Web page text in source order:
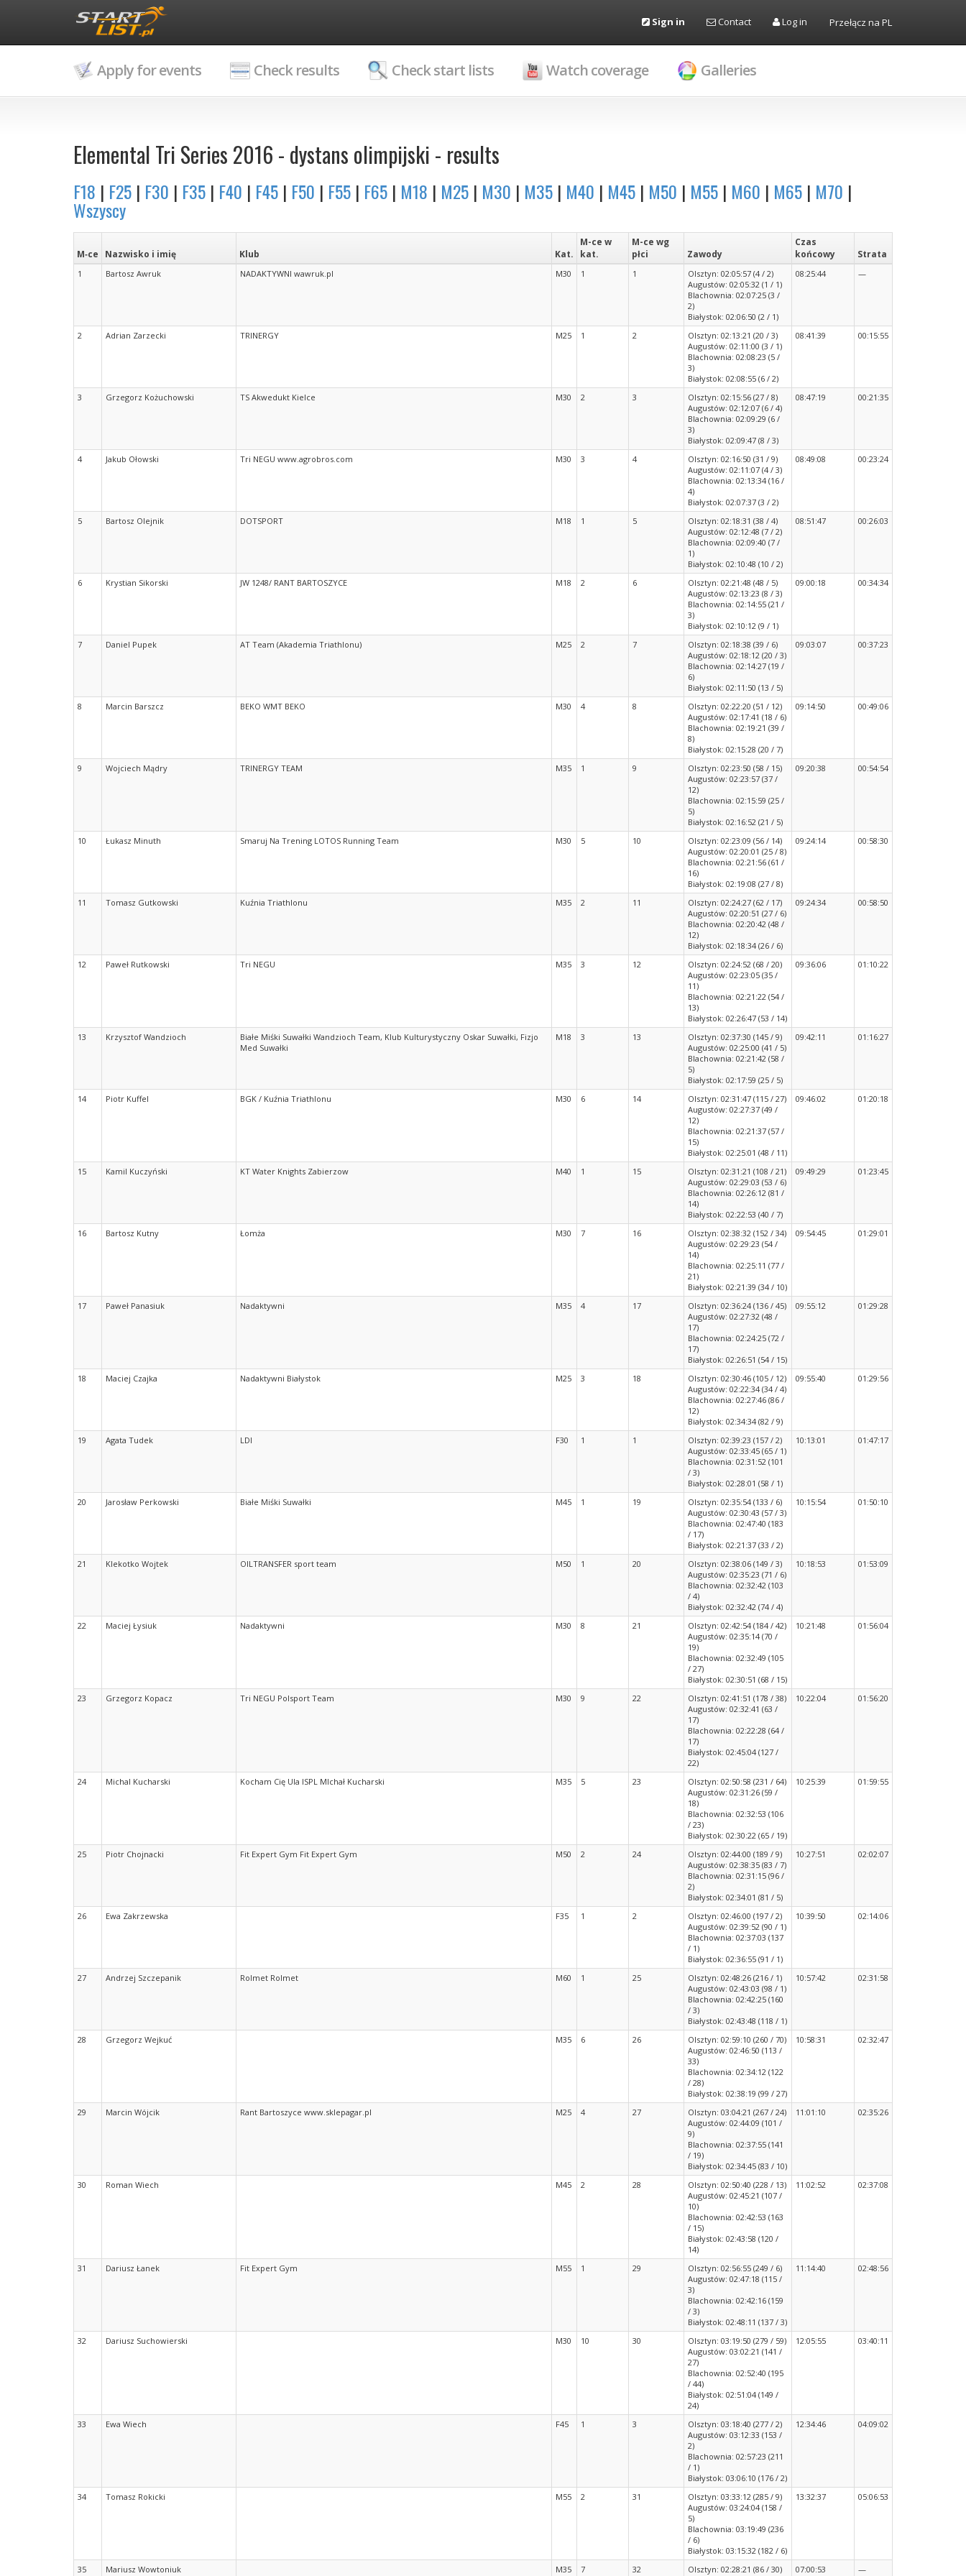
Sign in Contact Log in Przełącz na PL
Apply for events Check results Check start lists Watch coverage Galleries
Elemental Tri Series 2016 - dystans olimpijski - results
F18 | F25 | F30 | F35 | F40 | F45 | F50 | F55 | F65 | M18 | M25 | M30 | M35 | M40 | M45 | M50 | M55 | M60 | M65 | M70 |
Wszyscy
M‑ce Nazwisko i imię Klub Kat.
M-ce w
kat.
M-ce wg
płci
Zawody
Czas
końcowy
Strata
1 Bartosz Awruk NADAKTYWNI wawruk.pl M30 1 1
Olsztyn: 02:05:57 (4 / 2)
Augustów: 02:05:32 (1 / 1)
Blachownia: 02:07:25 (3 /
2)
Białystok: 02:06:50 (2 / 1)
08:25:44 —
2 Adrian Zarzecki TRINERGY M25 1 2
Olsztyn: 02:13:21 (20 / 3)
Augustów: 02:11:00 (3 / 1)
Blachownia: 02:08:23 (5 /
3)
Białystok: 02:08:55 (6 / 2)
08:41:39 00:15:55
3 Grzegorz Kożuchowski TS Akwedukt Kielce M30 2 3
Olsztyn: 02:15:56 (27 / 8)
Augustów: 02:12:07 (6 / 4)
Blachownia: 02:09:29 (6 /
3)
Białystok: 02:09:47 (8 / 3)
08:47:19 00:21:35
4 Jakub Ołowski Tri NEGU www.agrobros.com M30 3 4
Olsztyn: 02:16:50 (31 / 9)
Augustów: 02:11:07 (4 / 3)
Blachownia: 02:13:34 (16 /
4)
Białystok: 02:07:37 (3 / 2)
08:49:08 00:23:24
5 Bartosz Olejnik DOTSPORT M18 1 5
Olsztyn: 02:18:31 (38 / 4)
Augustów: 02:12:48 (7 / 2)
Blachownia: 02:09:40 (7 /
1)
Białystok: 02:10:48 (10 / 2)
08:51:47 00:26:03
6 Krystian Sikorski JW 1248/ RANT BARTOSZYCE M18 2 6
Olsztyn: 02:21:48 (48 / 5)
Augustów: 02:13:23 (8 / 3)
Blachownia: 02:14:55 (21 /
3)
Białystok: 02:10:12 (9 / 1)
09:00:18 00:34:34
7 Daniel Pupek AT Team (Akademia Triathlonu) M25 2 7
Olsztyn: 02:18:38 (39 / 6)
Augustów: 02:18:12 (20 / 3)
Blachownia: 02:14:27 (19 /
6)
Białystok: 02:11:50 (13 / 5)
09:03:07 00:37:23
8 Marcin Barszcz BEKO WMT BEKO M30 4 8
Olsztyn: 02:22:20 (51 / 12)
Augustów: 02:17:41 (18 / 6)
Blachownia: 02:19:21 (39 /
8)
Białystok: 02:15:28 (20 / 7)
09:14:50 00:49:06
9 Wojciech Mądry TRINERGY TEAM M35 1 9
Olsztyn: 02:23:50 (58 / 15)
Augustów: 02:23:57 (37 /
12)
Blachownia: 02:15:59 (25 /
5)
Białystok: 02:16:52 (21 / 5)
09:20:38 00:54:54
10 Łukasz Minuth Smaruj Na Trening LOTOS Running Team M30 5 10
Olsztyn: 02:23:09 (56 / 14)
Augustów: 02:20:01 (25 / 8)
Blachownia: 02:21:56 (61 /
16)
Białystok: 02:19:08 (27 / 8)
09:24:14 00:58:30
11 Tomasz Gutkowski Kuźnia Triathlonu M35 2 11
Olsztyn: 02:24:27 (62 / 17)
Augustów: 02:20:51 (27 / 6)
Blachownia: 02:20:42 (48 /
12)
Białystok: 02:18:34 (26 / 6)
09:24:34 00:58:50
12 Paweł Rutkowski Tri NEGU M35 3 12
Olsztyn: 02:24:52 (68 / 20)
Augustów: 02:23:05 (35 /
11)
Blachownia: 02:21:22 (54 /
13)
Białystok: 02:26:47 (53 / 14)
09:36:06 01:10:22
13 Krzysztof Wandzioch
Białe Miśki Suwałki Wandzioch Team, Klub Kulturystyczny Oskar Suwałki, Fizjo
Med Suwałki
M18 3 13
Olsztyn: 02:37:30 (145 / 9)
Augustów: 02:25:00 (41 / 5)
Blachownia: 02:21:42 (58 /
5)
Białystok: 02:17:59 (25 / 5)
09:42:11 01:16:27
14 Piotr Kuffel BGK / Kuźnia Triathlonu M30 6 14
Olsztyn: 02:31:47 (115 / 27)
Augustów: 02:27:37 (49 /
12)
Blachownia: 02:21:37 (57 /
15)
Białystok: 02:25:01 (48 / 11)
09:46:02 01:20:18
15 Kamil Kuczyński KT Water Knights Zabierzow M40 1 15
Olsztyn: 02:31:21 (108 / 21)
Augustów: 02:29:03 (53 / 6)
Blachownia: 02:26:12 (81 /
14)
Białystok: 02:22:53 (40 / 7)
09:49:29 01:23:45
16 Bartosz Kutny Łomża M30 7 16
Olsztyn: 02:38:32 (152 / 34)
Augustów: 02:29:23 (54 /
14)
Blachownia: 02:25:11 (77 /
21)
Białystok: 02:21:39 (34 / 10)
09:54:45 01:29:01
17 Paweł Panasiuk Nadaktywni M35 4 17
Olsztyn: 02:36:24 (136 / 45)
Augustów: 02:27:32 (48 /
17)
Blachownia: 02:24:25 (72 /
17)
Białystok: 02:26:51 (54 / 15)
09:55:12 01:29:28
18 Maciej Czajka Nadaktywni Białystok M25 3 18
Olsztyn: 02:30:46 (105 / 12)
Augustów: 02:22:34 (34 / 4)
Blachownia: 02:27:46 (86 /
12)
Białystok: 02:34:34 (82 / 9)
09:55:40 01:29:56
19 Agata Tudek LDI F30 1 1
Olsztyn: 02:39:23 (157 / 2)
Augustów: 02:33:45 (65 / 1)
Blachownia: 02:31:52 (101
/ 3)
Białystok: 02:28:01 (58 / 1)
10:13:01 01:47:17
20 Jarosław Perkowski Białe Miśki Suwałki M45 1 19
Olsztyn: 02:35:54 (133 / 6)
Augustów: 02:30:43 (57 / 3)
Blachownia: 02:47:40 (183
/ 17)
Białystok: 02:21:37 (33 / 2)
10:15:54 01:50:10
21 Klekotko Wojtek OILTRANSFER sport team M50 1 20
Olsztyn: 02:38:06 (149 / 3)
Augustów: 02:35:23 (71 / 6)
Blachownia: 02:32:42 (103
/ 4)
Białystok: 02:32:42 (74 / 4)
10:18:53 01:53:09
22 Maciej Łysiuk Nadaktywni M30 8 21
Olsztyn: 02:42:54 (184 / 42)
Augustów: 02:35:14 (70 /
19)
Blachownia: 02:32:49 (105
/ 27)
Białystok: 02:30:51 (68 / 15)
10:21:48 01:56:04
23 Grzegorz Kopacz Tri NEGU Polsport Team M30 9 22
Olsztyn: 02:41:51 (178 / 38)
Augustów: 02:32:41 (63 /
17)
Blachownia: 02:22:28 (64 /
17)
Białystok: 02:45:04 (127 /
22)
10:22:04 01:56:20
24 Michal Kucharski Kocham Cię Ula ISPL MIchał Kucharski M35 5 23
Olsztyn: 02:50:58 (231 / 64)
Augustów: 02:31:26 (59 /
18)
Blachownia: 02:32:53 (106
/ 23)
Białystok: 02:30:22 (65 / 19)
10:25:39 01:59:55
25 Piotr Chojnacki Fit Expert Gym Fit Expert Gym M50 2 24
Olsztyn: 02:44:00 (189 / 9)
Augustów: 02:38:35 (83 / 7)
Blachownia: 02:31:15 (96 /
2)
Białystok: 02:34:01 (81 / 5)
10:27:51 02:02:07
26 Ewa Zakrzewska F35 1 2
Olsztyn: 02:46:00 (197 / 2)
Augustów: 02:39:52 (90 / 1)
Blachownia: 02:37:03 (137
/ 1)
Białystok: 02:36:55 (91 / 1)
10:39:50 02:14:06
27 Andrzej Szczepanik Rolmet Rolmet M60 1 25
Olsztyn: 02:48:26 (216 / 1)
Augustów: 02:43:03 (98 / 1)
Blachownia: 02:42:25 (160
/ 3)
Białystok: 02:43:48 (118 / 1)
10:57:42 02:31:58
28 Grzegorz Wejkuć M35 6 26
Olsztyn: 02:59:10 (260 / 70)
Augustów: 02:46:50 (113 /
33)
Blachownia: 02:34:12 (122
/ 28)
Białystok: 02:38:19 (99 / 27)
10:58:31 02:32:47
29 Marcin Wójcik Rant Bartoszyce www.sklepagar.pl M25 4 27
Olsztyn: 03:04:21 (267 / 24)
Augustów: 02:44:09 (101 /
9)
Blachownia: 02:37:55 (141
/ 19)
Białystok: 02:34:45 (83 / 10)
11:01:10 02:35:26
30 Roman Wiech M45 2 28
Olsztyn: 02:50:40 (228 / 13)
Augustów: 02:45:21 (107 /
10)
Blachownia: 02:42:53 (163
/ 15)
Białystok: 02:43:58 (120 /
14)
11:02:52 02:37:08
31 Dariusz Łanek Fit Expert Gym M55 1 29
Olsztyn: 02:56:55 (249 / 6)
Augustów: 02:47:18 (115 /
3)
Blachownia: 02:42:16 (159
/ 3)
Białystok: 02:48:11 (137 / 3)
11:14:40 02:48:56
32 Dariusz Suchowierski M30 10 30
Olsztyn: 03:19:50 (279 / 59)
Augustów: 03:02:21 (141 /
27)
Blachownia: 02:52:40 (195
/ 44)
Białystok: 02:51:04 (149 /
24)
12:05:55 03:40:11
33 Ewa Wiech F45 1 3
Olsztyn: 03:18:40 (277 / 2)
Augustów: 03:12:33 (153 /
2)
Blachownia: 02:57:23 (211
/ 1)
Białystok: 03:06:10 (176 / 2)
12:34:46 04:09:02
34 Tomasz Rokicki M55 2 31
Olsztyn: 03:33:12 (285 / 9)
Augustów: 03:24:04 (158 /
5)
Blachownia: 03:19:49 (236
/ 6)
Białystok: 03:15:32 (182 / 6)
13:32:37 05:06:53
35 Mariusz Wowtoniuk M35 7 32
Olsztyn: 02:28:21 (86 / 30)
07:00:53 —